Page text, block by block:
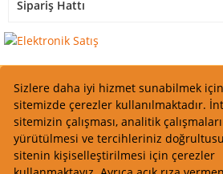
Sizlere daha iyi hizmet sunabilmek
sitemizde çerezler kullanılmaktadır.
sitemizin çalışması, analitik
yürütülmesi ve tercihleriniz
sitenin kişiselleştirilmesi için çerezler
Sipariş Hattı
Start Elektronik Sanayi ve Ticaret
Resimler Yazılar ve İçeriklerin Tüm hakları
Kredi kartı bilgileriniz 256bit SSL